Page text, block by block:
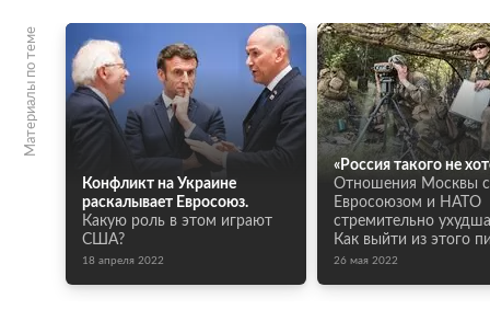
Материалы по теме
Конфликт на Украине
раскалывает Евросоюз.
Какую роль в этом играют
США?
18 апреля 2022
«Россия такого не
Отношения Москвы с
Евросоюзом и НАТО
стремительно
Как выйти из этого
26 мая 2022